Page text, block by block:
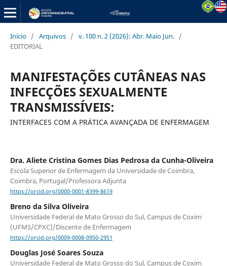
Início / Arquivos / v. 100 n. 2 (2026): Abr. Maio Jun. /
EDITORIAL
MANIFESTAÇÕES CUTÂNEAS NAS
INFECÇÕES SEXUALMENTE
TRANSMISSÍVEIS:
INTERFACES COM A PRÁTICA AVANÇADA DE ENFERMAGEM
Dra. Aliete Cristina Gomes Dias Pedrosa da Cunha-Oliveira
Escola Superior de Enfermagem da Universidade de Coimbra,
Coimbra, Portugal/Professora Adjunta
https://orcid.org/0000-0001-8399-8619
Breno da Silva Oliveira
Universidade Federal de Mato Grosso do Sul, Campus de Coxim
(UFMS/CPXC)/Discente de Enfermagem
https://orcid.org/0009-0008-0950-2951
Douglas José Soares Souza
Universidade Federal de Mato Grosso do Sul, Campus de Coxim